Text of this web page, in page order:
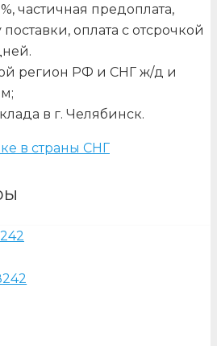
частичная предоплата,
оплата с отсрочкой
регион РФ и СНГ ж/д и
в г. Челябинск.
в страны СНГ